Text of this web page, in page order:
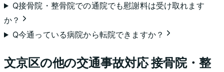
Q接骨院・整骨院での通院でも慰謝料は受け取れます
か？
Q今通っている病院から転院できますか？
文京区の他の交通事故対応 接骨院・整